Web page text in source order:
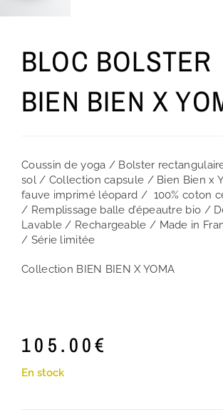
BLOC BOLSTER
BIEN BIEN X
Coussin de yoga / Bolster
sol / Collection capsule / Bien Bien x
fauve imprimé léopard / 100% coton
/ Remplissage balle d’épeautre bio /
Lavable / Rechargeable / Made in
/ Série limitée
Collection BIEN BIEN X YOMA
105.00€
En stock